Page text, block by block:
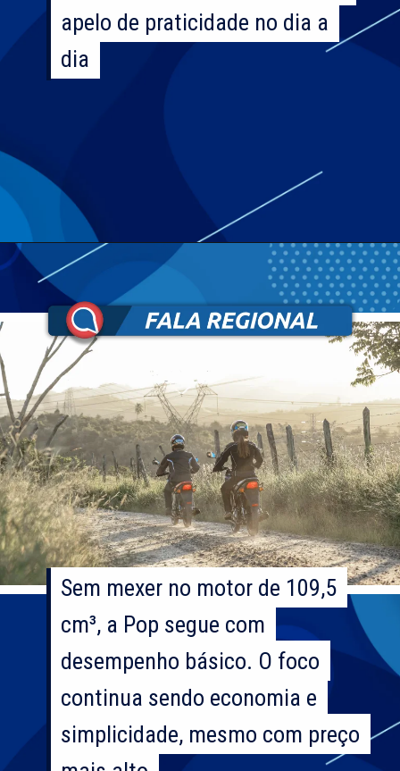
apelo de praticidade no dia a
dia
apelo de praticidade no dia a
dia
Sem mexer no motor de 109,5
cm³, a Pop segue com
desempenho básico. O foco
continua sendo economia e
simplicidade, mesmo com preço
Sem mexer no motor de 109,5
cm³, a Pop segue com
desempenho básico. O foco
continua sendo economia e
simplicidade, mesmo com preço